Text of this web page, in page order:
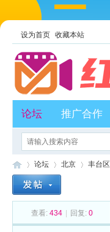
设为首页 收藏本站
论坛 推广合作
论坛
›
北京
›
丰台区
查看: 434 回复: 0